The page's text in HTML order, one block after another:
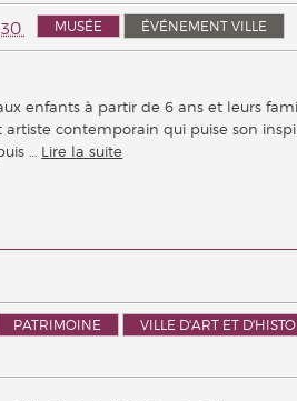
MUSÉE ÉVÉNEMENT VILLE
enfants à partir de 6 ans et leurs
artiste contemporain qui puise son
… Lire la suite
PATRIMOINE
VILLE D'ART ET